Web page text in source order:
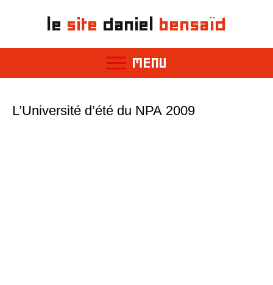
le site daniel bensaïd
MENU
L’Université d’été du NPA 2009